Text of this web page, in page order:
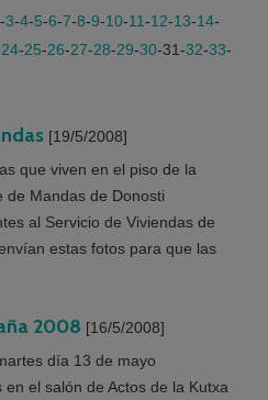
-3-4-5-6-7-8-9-10-11-12-13-14-
24-25-26-27-28-29-30-31-32-33-
[19/5/2008]
que viven en el piso de la
de Mandas de Donosti
al Servicio de Viviendas de
estas fotos para que las
2008 [16/5/2008]
día 13 de mayo
en el salón de Actos de la Kutxa